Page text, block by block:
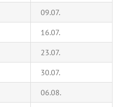
09.07.
16.07.
23.07.
30.07.
06.08.